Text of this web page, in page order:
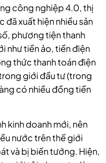
công nghiệp 4.0, thị
xuất hiện nhiều sản
phương tiện thanh
như tiền ảo, tiền điện
thức thanh toán điện
giới đầu tư (trong
có nhiều đồng tiền
kinh doanh mới, nên
nước trên thế giới
và bị biến tướng. Hiện,